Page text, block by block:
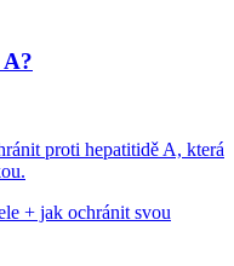
proti hepatitidě A, která